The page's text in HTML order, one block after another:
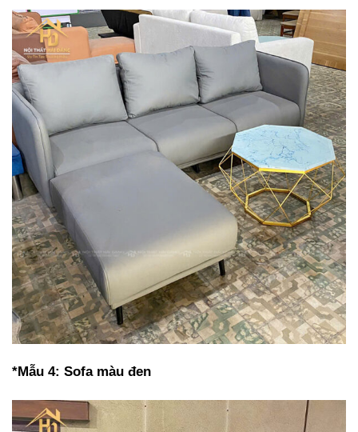
*Mẫu 4: Sofa màu đen